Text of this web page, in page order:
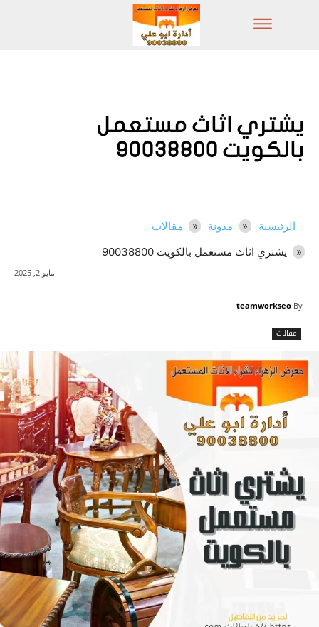
يشتري اثاث مستعمل
بالكويت 90038800
الرئيسية مدونة
مقالات
يشتري اثاث مستعمل بالكويت 90038800
مايو 2, 2025
By
teamworkseo
مقالات